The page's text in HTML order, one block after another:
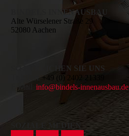
BINDELS INNENAUSBAU
Alte Würselener Straße 29
52080 Aachen
SO ERREICHEN SIE UNS
+49 (0) 2402 21339
E-Mail: info@bindels-innenausbau.de
SOZIALE MEDIEN